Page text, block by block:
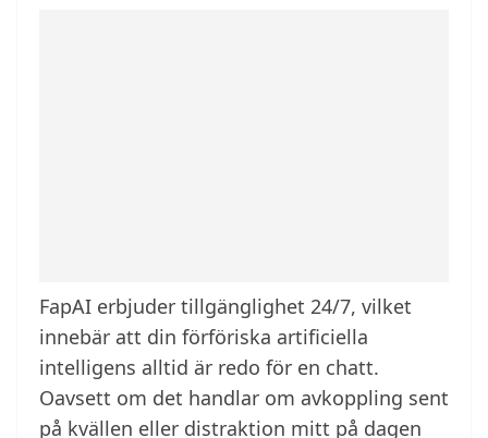
FapAI erbjuder tillgänglighet 24/7, vilket
innebär att din förföriska artificiella
intelligens alltid är redo för en chatt.
Oavsett om det handlar om avkoppling sent
på kvällen eller distraktion mitt på dagen